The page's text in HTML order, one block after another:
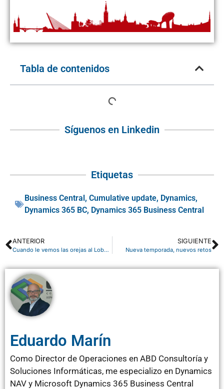
Tabla de contenidos
Síguenos en Linkedin
Etiquetas
Business Central, Cumulative update, Dynamics,
Dynamics 365 BC, Dynamics 365 Business Central
ANTERIOR
Cuando le vemos las orejas al Lobo… Es cuando hacemos Backup
SIGUIENTE
Nueva temporada, nuevos retos
Eduardo Marín
Como Director de Operaciones en ABD Consultoría y
Soluciones Informáticas, me especializo en Dynamics
NAV y Microsoft Dynamics 365 Business Central